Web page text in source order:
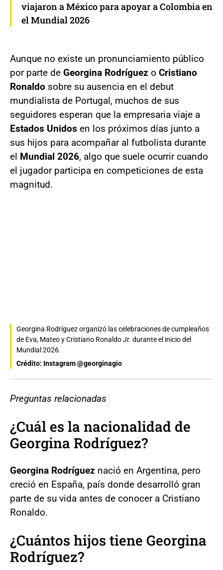
viajaron a México para apoyar a Colombia en
el Mundial 2026
Aunque no existe un pronunciamiento público
por parte de Georgina Rodríguez o Cristiano
Ronaldo sobre su ausencia en el debut
mundialista de Portugal, muchos de sus
seguidores esperan que la empresaria viaje a
Estados Unidos en los próximos días junto a
sus hijos para acompañar al futbolista durante
el Mundial 2026, algo que suele ocurrir cuando
el jugador participa en competiciones de esta
magnitud.
Georgina Rodríguez organizó las celebraciones de cumpleaños
de Eva, Mateo y Cristiano Ronaldo Jr. durante el inicio del
Mundial 2026.
Crédito: Instagram @georginagio
Preguntas relacionadas
¿Cuál es la nacionalidad de
Georgina Rodríguez?
Georgina Rodríguez nació en Argentina, pero
creció en España, país donde desarrolló gran
parte de su vida antes de conocer a Cristiano
Ronaldo.
¿Cuántos hijos tiene Georgina
Rodríguez?